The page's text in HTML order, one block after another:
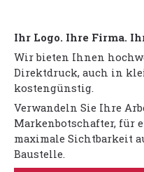
Ihr Logo. Ihre Firma.
Wir bieten Ihnen
Direktdruck, auch in
kostengünstig.
Verwandeln Sie Ihre
Markenbotschafter, für
maximale Sichtbarkeit
Baustelle.